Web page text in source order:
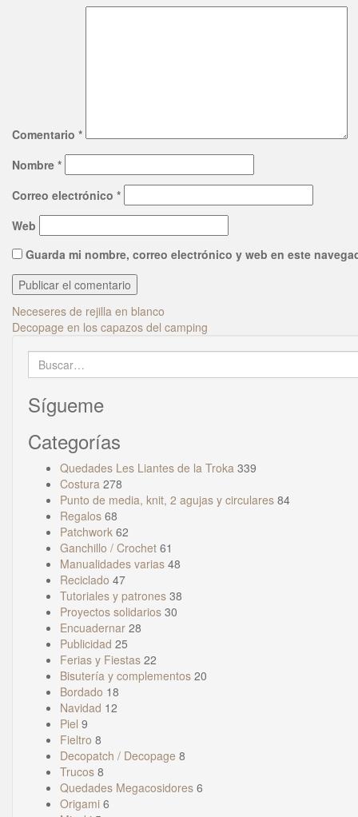
Comentario *
Nombre *
Correo electrónico *
Web
Guarda mi nombre, correo electrónico y web en este
Navegación
de
entradas
Neceseres de rejilla en blanco
Decopage en los capazos del camping
Buscar:
Sígueme
Categorías
Quedades Les Liantes de la Troka 339
Costura 278
Punto de media, knit, 2 agujas y circulares 84
Regalos 68
Patchwork 62
Ganchillo / Crochet 61
Manualidades varias 48
Reciclado 47
Tutoriales y patrones 38
Proyectos solidarios 30
Encuadernar 28
Publicidad 25
Ferias y Fiestas 22
Bisutería y complementos 20
Bordado 18
Navidad 12
Piel 9
Fieltro 8
Decopatch / Decopage 8
Trucos 8
Quedades Megacosidores 6
Origami 6